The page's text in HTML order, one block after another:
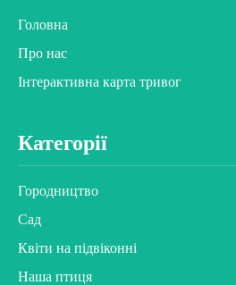
Головна
Про нас
Інтерактивна карта тривог
Категорії
Городництво
Сад
Квіти на підвіконні
Наша птиця